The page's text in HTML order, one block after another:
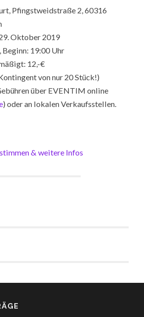
Pfingstweidstraße 2, 60316
Oktober 2019
Beginn: 19:00 Uhr
12,-€
von nur 20 Stück!)
über EVENTIM online
) oder an lokalen Verkaufsstellen.
& weitere Infos